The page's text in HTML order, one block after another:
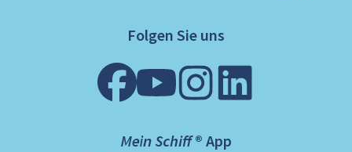
Folgen Sie uns
Mein Schiff ® App